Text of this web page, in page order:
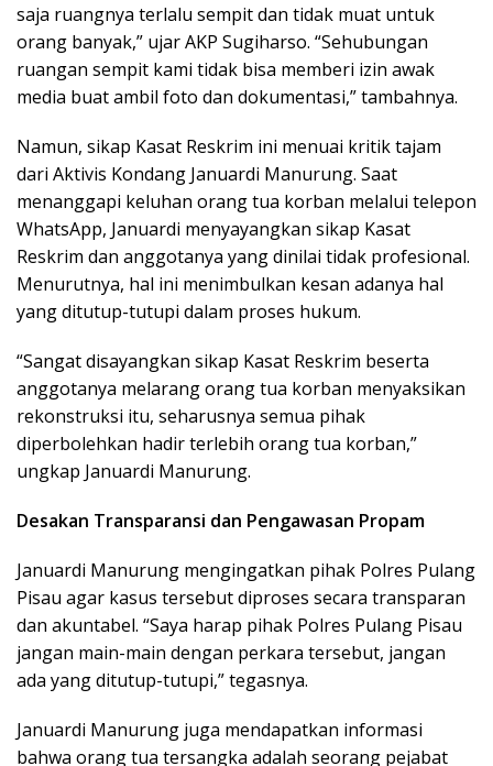
saja ruangnya terlalu sempit dan tidak muat untuk
orang banyak,” ujar AKP Sugiharso. “Sehubungan
ruangan sempit kami tidak bisa memberi izin awak
media buat ambil foto dan dokumentasi,” tambahnya.
Namun, sikap Kasat Reskrim ini menuai kritik tajam
dari Aktivis Kondang Januardi Manurung. Saat
menanggapi keluhan orang tua korban melalui telepon
WhatsApp, Januardi menyayangkan sikap Kasat
Reskrim dan anggotanya yang dinilai tidak profesional.
Menurutnya, hal ini menimbulkan kesan adanya hal
yang ditutup-tutupi dalam proses hukum.
“Sangat disayangkan sikap Kasat Reskrim beserta
anggotanya melarang orang tua korban menyaksikan
rekonstruksi itu, seharusnya semua pihak
diperbolehkan hadir terlebih orang tua korban,”
ungkap Januardi Manurung.
Desakan Transparansi dan Pengawasan Propam
Januardi Manurung mengingatkan pihak Polres Pulang
Pisau agar kasus tersebut diproses secara transparan
dan akuntabel. “Saya harap pihak Polres Pulang Pisau
jangan main-main dengan perkara tersebut, jangan
ada yang ditutup-tutupi,” tegasnya.
Januardi Manurung juga mendapatkan informasi
bahwa orang tua tersangka adalah seorang pejabat